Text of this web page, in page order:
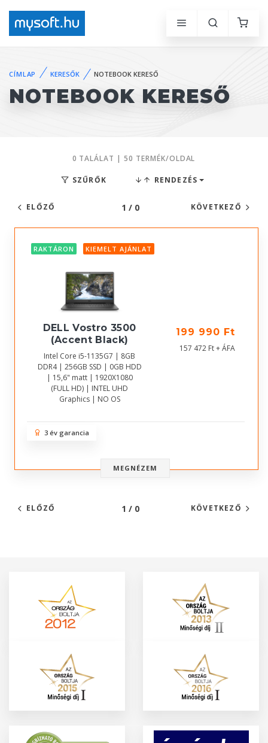
CÍMLAP KERESŐK NOTEBOOK KERESŐ
NOTEBOOK KERESŐ
0 TALÁLAT | 50 TERMÉK/OLDAL
SZŰRŐK RENDEZÉS
ELŐZŐ 1 / 0 KÖVETKEZŐ
RAKTÁRON KIEMELT AJÁNLAT
DELL Vostro 3500
(Accent Black)
Intel Core i5-1135G7 | 8GB
DDR4 | 256GB SSD | 0GB HDD
| 15,6" matt | 1920X1080
(FULL HD) | INTEL UHD
Graphics | NO OS
199 990 Ft
157 472 Ft + ÁFA
3 év garancia
MEGNÉZEM
ELŐZŐ 1 / 0 KÖVETKEZŐ